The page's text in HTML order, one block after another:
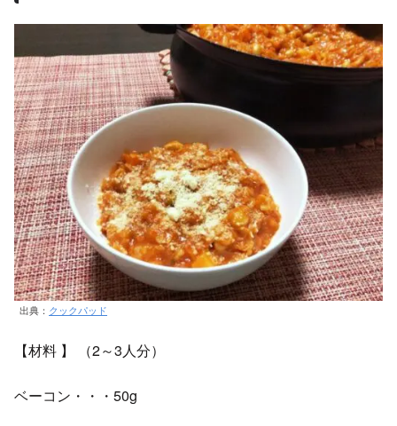
出典： クックパッド
【材料 】 （2～3人分）
ベーコン・・・50g